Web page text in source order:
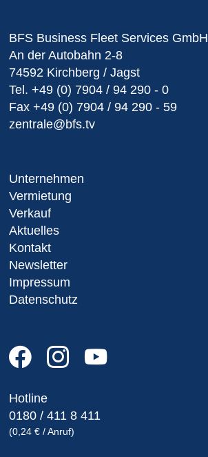
BFS Business Fleet Services GmbH
An der Autobahn 2-8
74592 Kirchberg / Jagst
Tel. +49 (0) 7904 / 94 290 - 0
Fax +49 (0) 7904 / 94 290 - 59
zentrale@bfs.tv
Unternehmen
Vermietung
Verkauf
Aktuelles
Kontakt
Newsletter
Impressum
Datenschutz
Hotline
0180 / 411 8 411
(0,24 € / Anruf)